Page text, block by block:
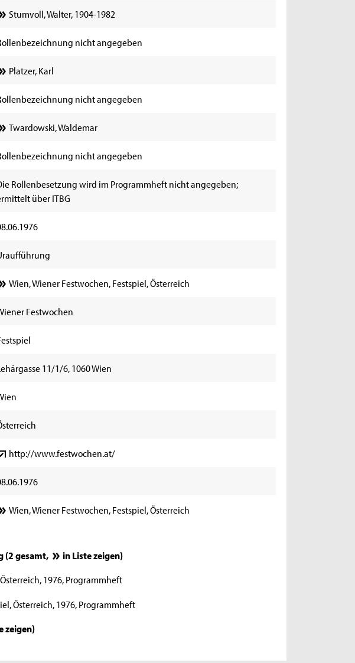
Stumvoll, Walter, 1904-1982
nicht angegeben
Platzer, Karl
nicht angegeben
Twardowski, Waldemar
nicht angegeben
Rollenbesetzung wird im Programmheft nicht angegeben;
über ITBG
Wien, Wiener Festwochen, Festspiel, Österreich
Festwochen
11/1/6, 1060 Wien
http://www.festwochen.at/
Wien, Wiener Festwochen, Festspiel, Österreich
(2 gesamt, in Liste zeigen)
1976, Programmheft
Österreich, 1976, Programmheft
zeigen)